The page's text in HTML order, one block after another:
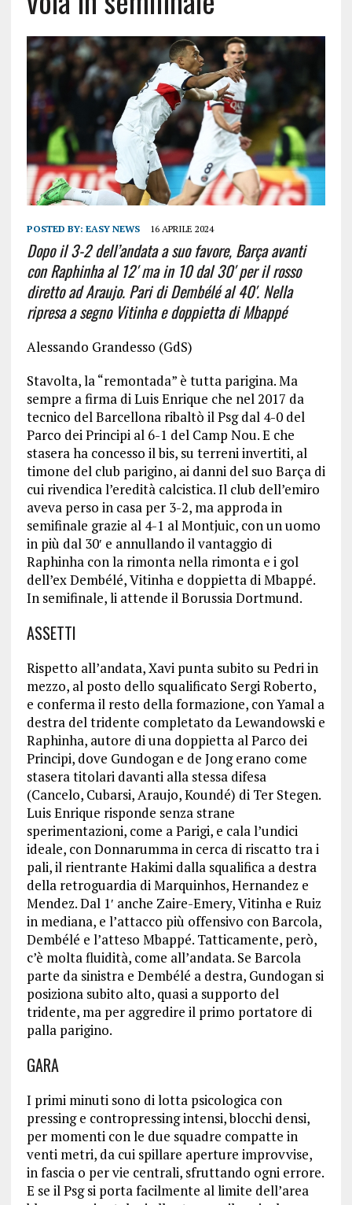
POSTED BY: EASY NEWS 16 APRILE 2024
Dopo il 3-2 dell’andata a suo favore, Barça avanti
con Raphinha al 12′ ma in 10 dal 30′ per il rosso
diretto ad Araujo. Pari di Dembélé al 40′. Nella
ripresa a segno Vitinha e doppietta di Mbappé
Alessando Grandesso (GdS)
Stavolta, la “remontada” è tutta parigina. Ma
sempre a firma di Luis Enrique che nel 2017 da
tecnico del Barcellona ribaltò il Psg dal 4-0 del
Parco dei Principi al 6-1 del Camp Nou. E che
stasera ha concesso il bis, su terreni invertiti, al
timone del club parigino, ai danni del suo Barça di
cui rivendica l’eredità calcistica. Il club dell’emiro
aveva perso in casa per 3-2, ma approda in
semifinale grazie al 4-1 al Montjuic, con un uomo
in più dal 30′ e annullando il vantaggio di
Raphinha con la rimonta nella rimonta e i gol
dell’ex Dembélé, Vitinha e doppietta di Mbappé.
In semifinale, li attende il Borussia Dortmund.
ASSETTI
Rispetto all’andata, Xavi punta subito su Pedri in
mezzo, al posto dello squalificato Sergi Roberto,
e conferma il resto della formazione, con Yamal a
destra del tridente completato da Lewandowski e
Raphinha, autore di una doppietta al Parco dei
Principi, dove Gundogan e de Jong erano come
stasera titolari davanti alla stessa difesa
(Cancelo, Cubarsi, Araujo, Koundé) di Ter Stegen.
Luis Enrique risponde senza strane
sperimentazioni, come a Parigi, e cala l’undici
ideale, con Donnarumma in cerca di riscatto tra i
pali, il rientrante Hakimi dalla squalifica a destra
della retroguardia di Marquinhos, Hernandez e
Mendez. Dal 1′ anche Zaire-Emery, Vitinha e Ruiz
in mediana, e l’attacco più offensivo con Barcola,
Dembélé e l’atteso Mbappé. Tatticamente, però,
c’è molta fluidità, come all’andata. Se Barcola
parte da sinistra e Dembélé a destra, Gundogan si
posiziona subito alto, quasi a supporto del
tridente, ma per aggredire il primo portatore di
palla parigino.
GARA
I primi minuti sono di lotta psicologica con
pressing e contropressing intensi, blocchi densi,
per momenti con le due squadre compatte in
venti metri, da cui spillare aperture improvvise,
in fascia o per vie centrali, sfruttando ogni errore.
E se il Psg si porta facilmente al limite dell’area